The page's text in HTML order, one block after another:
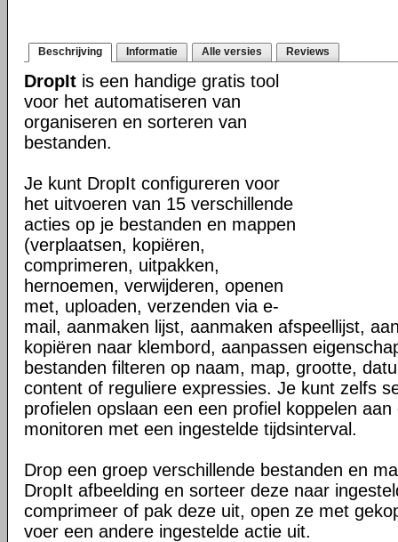
Beschrijving Informatie Alle versies Reviews
DropIt is een handige gratis tool
voor het automatiseren van
organiseren en sorteren van
bestanden.
Je kunt DropIt configureren voor
het uitvoeren van 15 verschillende
acties op je bestanden en mappen
(verplaatsen, kopiëren,
comprimeren, uitpakken,
hernoemen, verwijderen, openen
met, uploaden, verzenden via e-
mail, aanmaken lijst, aanmaken afspeellijst,
kopiëren naar klembord, aanpassen
bestanden filteren op naam, map, grootte,
content of reguliere expressies. Je kunt zelfs
profielen opslaan een een profiel koppelen
monitoren met een ingestelde tijdsinterval.
Drop een groep verschillende bestanden en
DropIt afbeelding en sorteer deze naar
comprimeer of pak deze uit, open ze met
voer een andere ingestelde actie uit.